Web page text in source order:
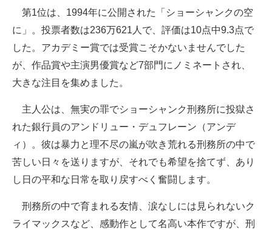
第1位は、1994年に公開された「ショーシャンクの空
に」。投票者数は236万621人で、評価は10点中9.3点で
した。アカデミー賞では受賞こそかないませんでした
が、作品賞や主演男優賞など7部門にノミネートされ、
大きな注目を集めました。
主人公は、無実の罪でショーシャンク刑務所に投獄さ
れた銀行員のアンドリュー・デュフレーン（アンデ
ィ）。彼は暴力と理不尽の嵐が吹き荒れる刑務所の中で
苦しい日々を送りますが、それでも希望を捨てず、あり
し日の平和な日常を取り戻すべく奮闘します。
刑務所の中で育まれる友情、涙なしには見られないク
ライマックスなど、感動作として名高い本作ですが、刑